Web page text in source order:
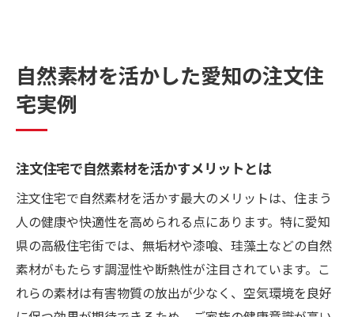
自然素材を活かした愛知の注文住
宅実例
注文住宅で自然素材を活かすメリットとは
注文住宅で自然素材を活かす最大のメリットは、住まう
人の健康や快適性を高められる点にあります。特に愛知
県の高級住宅街では、無垢材や漆喰、珪藻土などの自然
素材がもたらす調湿性や断熱性が注目されています。こ
れらの素材は有害物質の放出が少なく、空気環境を良好